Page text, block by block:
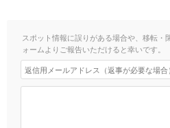
スポット情報に誤りがある場合や、移転・
ォームよりご報告いただけると幸いです。